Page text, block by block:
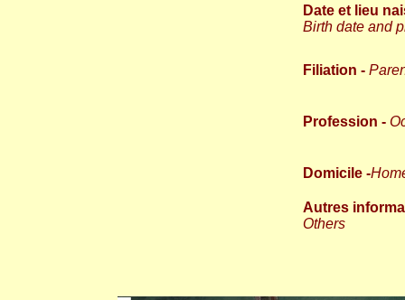
Date et lieu
Birth date and
Filiation -
Profession -
Domicile -
Autres
Others